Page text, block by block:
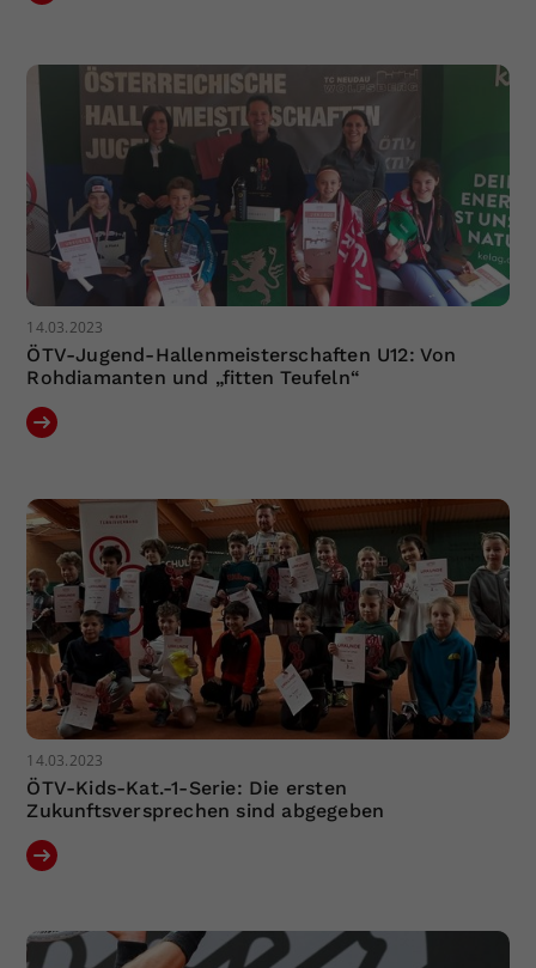
14.03.2023
ÖTV-Jugend-Hallenmeisterschaften U12: Von
Rohdiamanten und „fitten Teufeln“
14.03.2023
ÖTV-Kids-Kat.-1-Serie: Die ersten
Zukunftsversprechen sind abgegeben